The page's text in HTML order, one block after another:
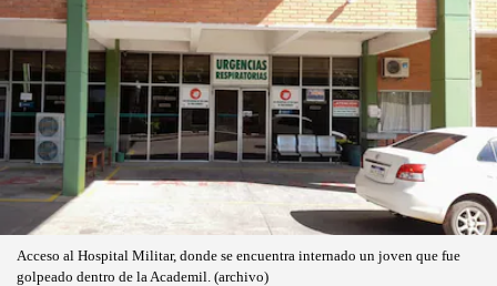
Acceso al Hospital Militar, donde se encuentra internado un joven que fue
golpeado dentro de la Academil. (archivo)